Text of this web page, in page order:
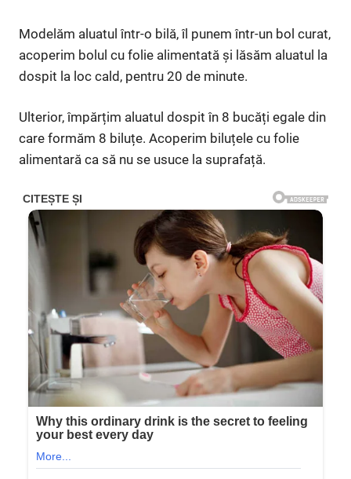
Modelăm aluatul într-o bilă, îl punem într-un bol curat,
acoperim bolul cu folie alimentată și lăsăm aluatul la
dospit la loc cald, pentru 20 de minute.
Ulterior, împărțim aluatul dospit în 8 bucăți egale din
care formăm 8 biluțe. Acoperim biluțele cu folie
alimentară ca să nu se usuce la suprafață.